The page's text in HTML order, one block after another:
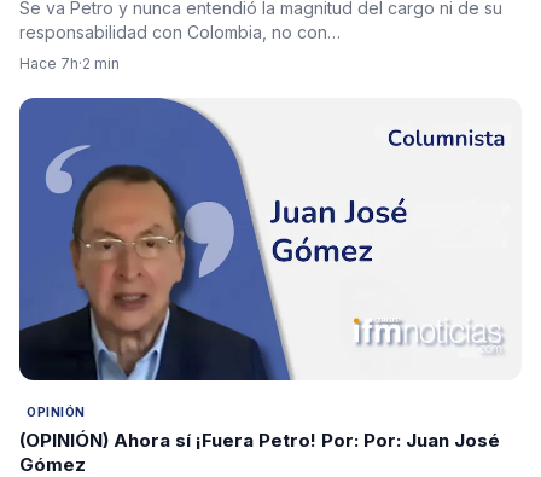
Se va Petro y nunca entendió la magnitud del cargo ni de su
responsabilidad con Colombia, no con…
Hace 7h·2 min
OPINIÓN
(OPINIÓN) Ahora sí ¡Fuera Petro! Por: Por: Juan José
Gómez